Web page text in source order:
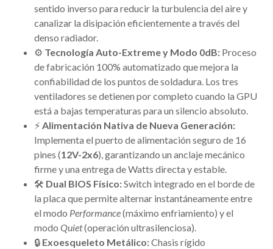
sentido inverso para reducir la turbulencia del aire y
canalizar la disipación eficientemente a través del
denso radiador.
⚙️ Tecnología Auto-Extreme y Modo 0dB: Proceso
de fabricación 100% automatizado que mejora la
confiabilidad de los puntos de soldadura. Los tres
ventiladores se detienen por completo cuando la GPU
está a bajas temperaturas para un silencio absoluto.
⚡Alimentación Nativa de Nueva Generación:
Implementa el puerto de alimentación seguro de 16
pines (12V-2x6), garantizando un anclaje mecánico
firme y una entrega de Watts directa y estable.
🛠️ Dual BIOS Físico:Switch integrado en el borde de
la placa que permite alternar instantáneamente entre
el modo Performance(máximo enfriamiento) y el
modo Quiet(operación ultrasilenciosa).
🔒 Exoesqueleto Metálico:Chasis rígido